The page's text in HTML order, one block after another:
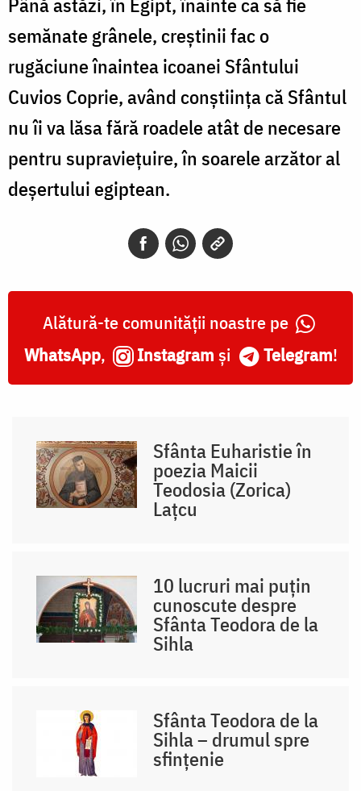
semănate grânele, creştinii fac o
rugăciune înaintea icoanei Sfântului
Cuvios Coprie, având conştiinţa că Sfântul
nu îi va lăsa fără roadele atât de necesare
pentru supravieţuire, în soarele arzător al
deşertului egiptean.
Alătură-te comunității noastre pe
WhatsApp, Instagram și Telegram!
Sfânta Euharistie în
poezia Maicii
Teodosia (Zorica)
Lațcu
10 lucruri mai puțin
cunoscute despre
Sfânta Teodora de la
Sihla
Sfânta Teodora de la
Sihla – drumul spre
sfințenie